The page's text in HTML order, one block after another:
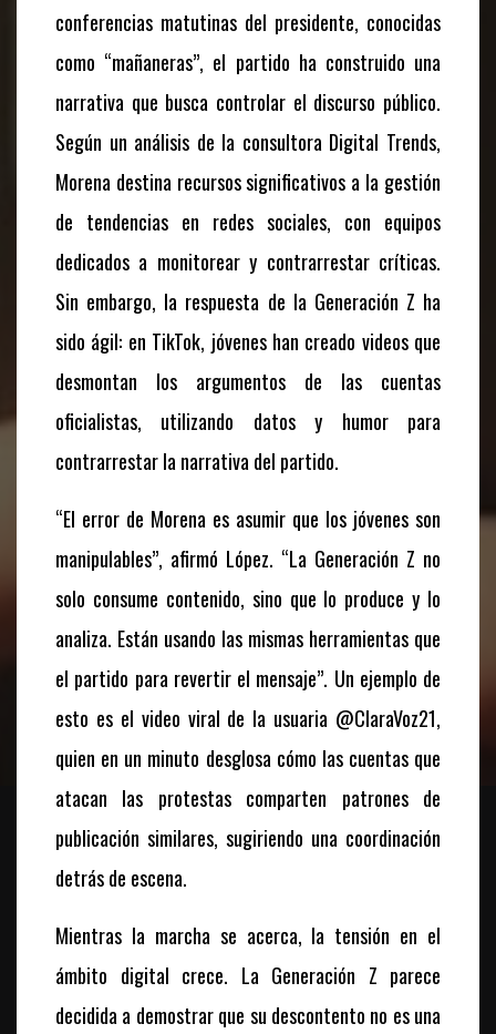
conferencias matutinas del presidente, conocidas
como “mañaneras”, el partido ha construido una
narrativa que busca controlar el discurso público.
Según un análisis de la consultora Digital Trends,
Morena destina recursos significativos a la gestión
de tendencias en redes sociales, con equipos
dedicados a monitorear y contrarrestar críticas.
Sin embargo, la respuesta de la Generación Z ha
sido ágil: en TikTok, jóvenes han creado videos que
desmontan los argumentos de las cuentas
oficialistas, utilizando datos y humor para
contrarrestar la narrativa del partido.
“El error de Morena es asumir que los jóvenes son
manipulables”, afirmó López. “La Generación Z no
solo consume contenido, sino que lo produce y lo
analiza. Están usando las mismas herramientas que
el partido para revertir el mensaje”. Un ejemplo de
esto es el video viral de la usuaria @ClaraVoz21,
quien en un minuto desglosa cómo las cuentas que
atacan las protestas comparten patrones de
publicación similares, sugiriendo una coordinación
detrás de escena.
Mientras la marcha se acerca, la tensión en el
ámbito digital crece. La Generación Z parece
decidida a demostrar que su descontento no es una